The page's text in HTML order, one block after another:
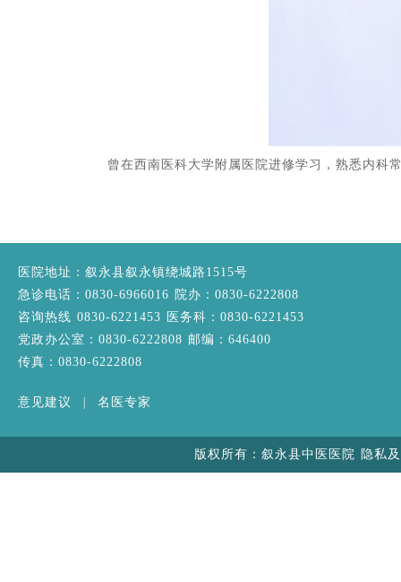
曾在西南医科大学附属医院进修学习，熟悉内科
医院地址：叙永县叙永镇绕城路1515号
急诊电话：0830-6966016 院办：0830-6222808
咨询热线 0830-6221453 医务科：0830-6221453
党政办公室：0830-6222808 邮编：646400
传真：0830-6222808
意见建议 名医专家
版权所有：叙永县中医医院 隐